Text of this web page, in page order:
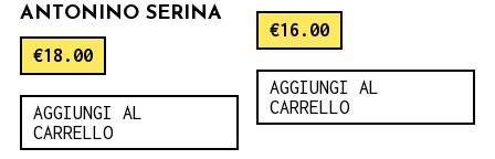
ANTONINO SERINA
€18.00
AGGIUNGI AL
CARRELLO
€16.00
AGGIUNGI AL
CARRELLO